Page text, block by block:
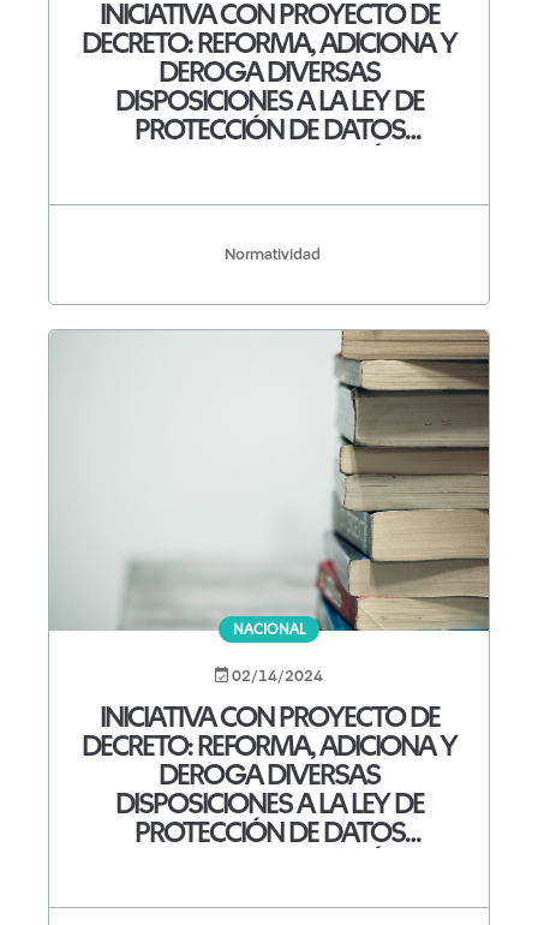
INICIATIVA CON PROYECTO DE
DECRETO: REFORMA, ADICIONA Y
DEROGA DIVERSAS
DISPOSICIONES A LA LEY DE
PROTECCIÓN DE DATOS
Normatividad
NACIONAL
02/14/2024
INICIATIVA CON PROYECTO DE
DECRETO: REFORMA, ADICIONA Y
DEROGA DIVERSAS
DISPOSICIONES A LA LEY DE
PROTECCIÓN DE DATOS